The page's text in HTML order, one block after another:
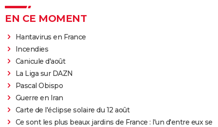
EN CE MOMENT
Hantavirus en France
Incendies
Canicule d'août
La Liga sur DAZN
Pascal Obispo
Guerre en Iran
Carte de l'éclipse solaire du 12 août
Ce sont les plus beaux jardins de France : l'un d'entre eux se